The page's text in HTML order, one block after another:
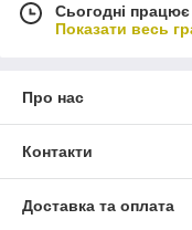
Сьогодні
Показати весь
Про нас
Контакти
Доставка та оплата